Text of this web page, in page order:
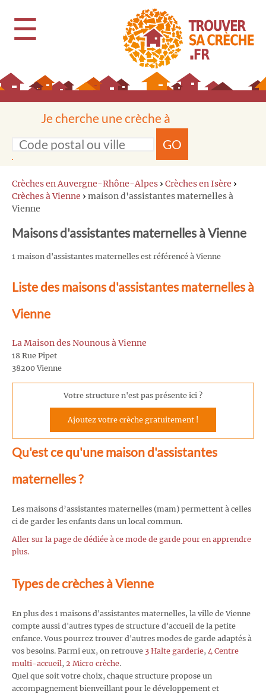
☰
Je cherche une crèche à
GO
Crèches en Auvergne-Rhône-Alpes › Crèches en Isère ›
Crèches à Vienne › maison d'assistantes maternelles à
Vienne
Maisons d'assistantes maternelles à Vienne
1 maison d'assistantes maternelles est référencé à Vienne
Liste des maisons d'assistantes maternelles à
Vienne
La Maison des Nounous à Vienne
18 Rue Pipet
38200 Vienne
Votre structure n'est pas présente ici ?
Ajoutez votre crèche gratuitement !
Qu'est ce qu'une maison d'assistantes
maternelles ?
Les maisons d’assistantes maternelles (mam) permettent à celles
ci de garder les enfants dans un local commun.
Aller sur la page de dédiée à ce mode de garde pour en apprendre
plus.
Types de crèches à Vienne
En plus des 1 maisons d'assistantes maternelles, la ville de Vienne
compte aussi d'autres types de structure d'accueil de la petite
enfance. Vous pourrez trouver d'autres modes de garde adaptés à
vos besoins. Parmi eux, on retrouve 3 Halte garderie, 4 Centre
multi-accueil, 2 Micro crèche.
Quel que soit votre choix, chaque structure propose un
accompagnement bienveillant pour le développement et